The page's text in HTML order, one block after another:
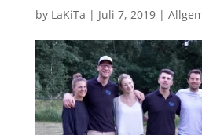
by LaKiTa | Juli 7, 2019|